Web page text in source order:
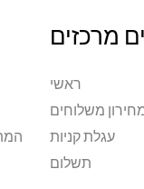
מרכזים
ראשי
משלוחים
עגלת קניות
תשלום